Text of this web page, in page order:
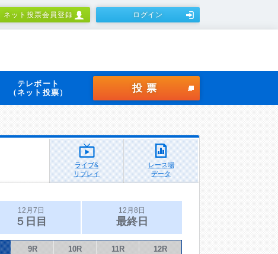
ネット投票会員登録 ログイン
テレボート
（ネット投票）
投票
ライブ&
リプレイ
レース場
データ
12月7日
５日目
12月8日
最終日
9R 10R 11R 12R